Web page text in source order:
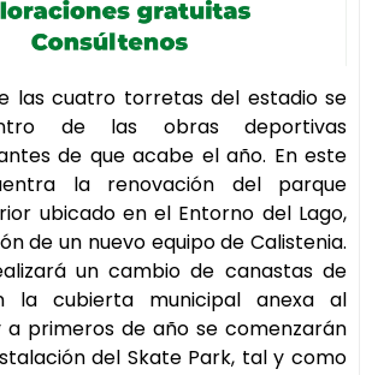
las cuatro torretas del estadio se
de las obras deportivas
de que acabe el año. En este
la renovación del parque
ubicado en el Entorno del Lago,
de un nuevo equipo de Calistenia.
un cambio de canastas de
la cubierta municipal anexa al
primeros de año se comenzarán
del Skate Park, tal y como